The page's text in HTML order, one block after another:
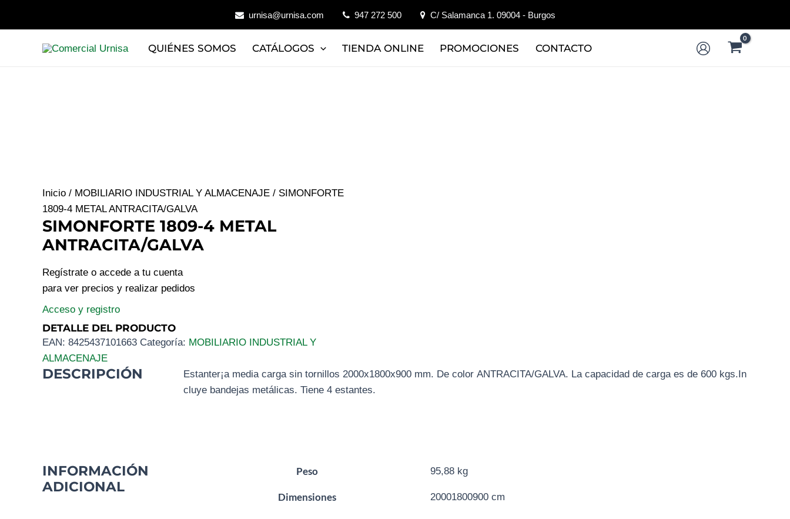
urnisa@urnisa.com 947 272 500 C/ Salamanca 1. 09004 - Burgos
QUIÉNES SOMOS CATÁLOGOS TIENDA ONLINE PROMOCIONES CONTACTO
Inicio / MOBILIARIO INDUSTRIAL Y ALMACENAJE / SIMONFORTE
1809-4 METAL ANTRACITA/GALVA
SIMONFORTE 1809-4 METAL
ANTRACITA/GALVA
Regístrate o accede a tu cuenta
para ver precios y realizar pedidos
Acceso y registro
DETALLE DEL PRODUCTO
EAN: 8425437101663 Categoría: MOBILIARIO INDUSTRIAL Y
ALMACENAJE
DESCRIPCIÓN
Estanter¡a media carga sin tornillos 2000x1800x900 mm. De color ANTRACITA/GALVA. La capacidad de carga es de 600 kgs.In
cluye bandejas metálicas. Tiene 4 estantes.
INFORMACIÓN
ADICIONAL
Peso 95,88 kg
Dimensiones 20001800900 cm